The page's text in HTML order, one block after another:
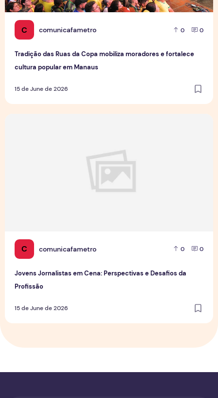
C comunicafametro 0 0
Tradição das Ruas da Copa mobiliza moradores e fortalece
cultura popular em Manaus
15 de June de 2026
C comunicafametro 0 0
Jovens Jornalistas em Cena: Perspectivas e Desafios da
Profissão
15 de June de 2026